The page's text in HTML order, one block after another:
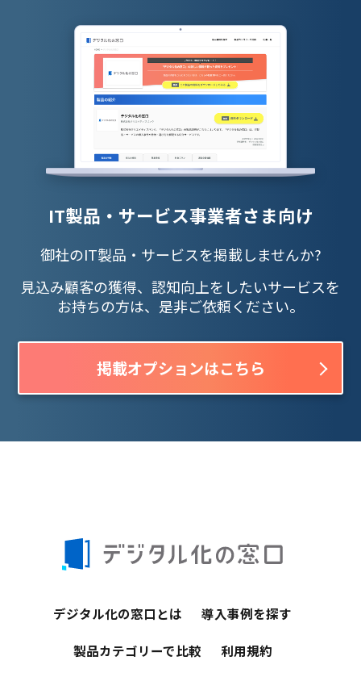
IT製品・サービス事業者さま向け
御社のIT製品・サービスを掲載しませんか?
見込み顧客の獲得、認知向上をしたいサービスを
お持ちの方は、是非ご依頼ください。
掲載オプションはこちら
デジタル化の窓口とは 導入事例を探す
製品カテゴリーで比較 利用規約